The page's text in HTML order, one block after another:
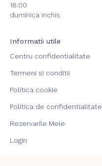
18:00
duminica inchis
Informatii utile
Centru confidentialitate
Termeni si conditii
Politica cookie
Politica de confidentialitate
Rezervarile Mele
Login